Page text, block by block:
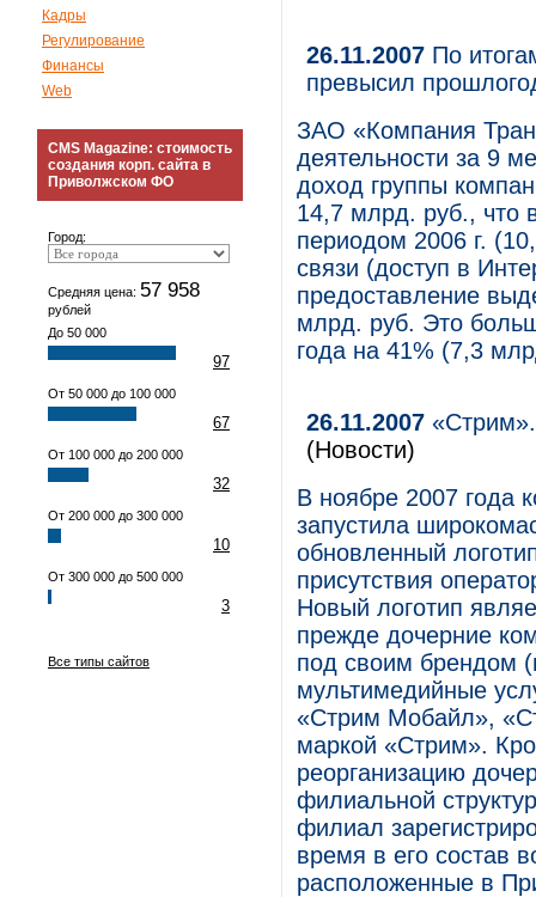
Кадры
Регулирование
Финансы
Web
CMS Magazine: стоимость
создания корп. сайта в
Приволжском ФО
Город:
Средняя цена: 57 958
рублей
До 50 000
97
От 50 000 до 100 000
67
От 100 000 до 200 000
32
От 200 000 до 300 000
10
От 300 000 до 500 000
3
Все типы сайтов
26.11.2007 По
превысил
ЗАО «Компания
деятельности за 9
доход группы
14,7 млрд. руб., что
периодом 2006 г.
связи (доступ в
предоставление
млрд. руб. Это
года на 41% (7,3
26.11.2007
(Новости)
В ноябре 2007 года
запустила
обновленный
присутствия
Новый логотип
прежде дочерние
под своим брендом
мультимедийные
«Стрим Мобайл»,
маркой «Стрим».
реорганизацию
филиальной
филиал
время в его состав
расположенные в